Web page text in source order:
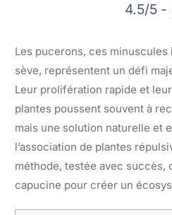
4.5/5 -
Les pucerons, ces
sève, représentent un défi
Leur prolifération rapide et
plantes poussent souvent à
mais une solution naturelle et
l’association de plantes
méthode, testée avec succès,
capucine pour créer un